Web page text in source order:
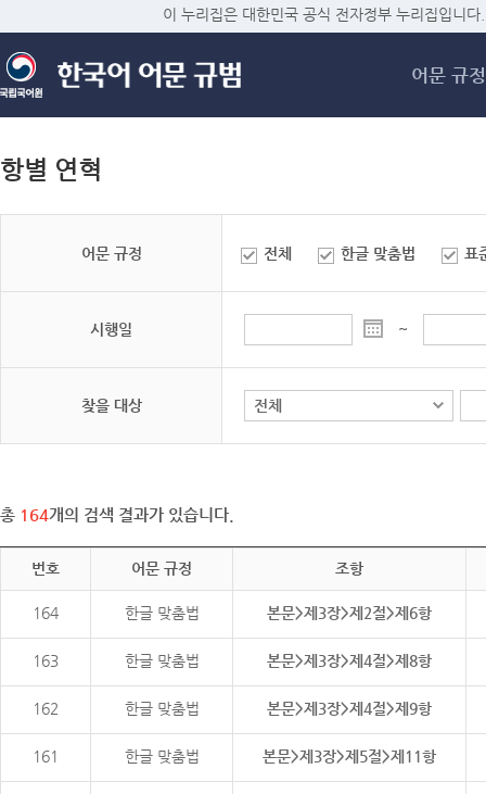
메
이 누리집은 대한민국 공식 전자정부 누리집입니다.
어문 규정
항별 연혁
어문 규정 전체 한글 맞춤법 표
시행일 ~
찾을 대상
총 164개의 검색 결과가 있습니다.
번호 어문 규정 조항
164 한글 맞춤법 본문>제3장>제2절>제6항
163 한글 맞춤법 본문>제3장>제4절>제8항
162 한글 맞춤법 본문>제3장>제4절>제9항
161 한글 맞춤법 본문>제3장>제5절>제11항